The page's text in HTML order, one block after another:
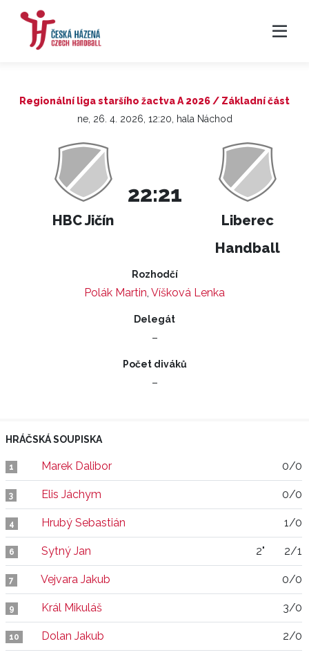
Regionální liga staršího žactva A 2026 / Základní část
ne, 26. 4. 2026, 12:20, hala Náchod
HBC Jičín
22:21
Liberec
Handball
Rozhodčí
Polák Martin, Víšková Lenka
Delegát
–
Počet diváků
–
HRÁČSKÁ SOUPISKA
1 Marek Dalibor 0/0
3 Elis Jáchym 0/0
4 Hrubý Sebastián 1/0
6 Sytný Jan 2" 2/1
7 Vejvara Jakub 0/0
9 Král Mikuláš 3/0
10 Dolan Jakub 2/0